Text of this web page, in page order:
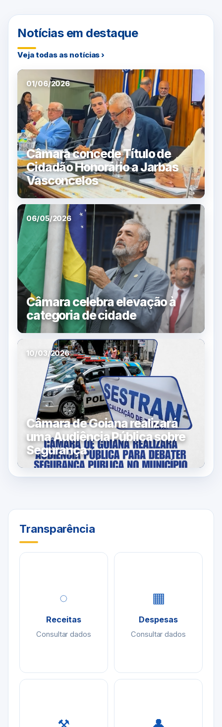
Notícias em destaque
Veja todas as notícias ›
01/06/2026
Câmara concede Título de
Cidadão Honorário a Jarbas
Vasconcelos
06/05/2026
Câmara celebra elevação à
categoria de cidade
10/03/2026
Câmara de Goiana realizará
uma Audiência Pública sobre
Segurança
Transparência
◌
Receitas
Consultar dados
▦
Despesas
Consultar dados